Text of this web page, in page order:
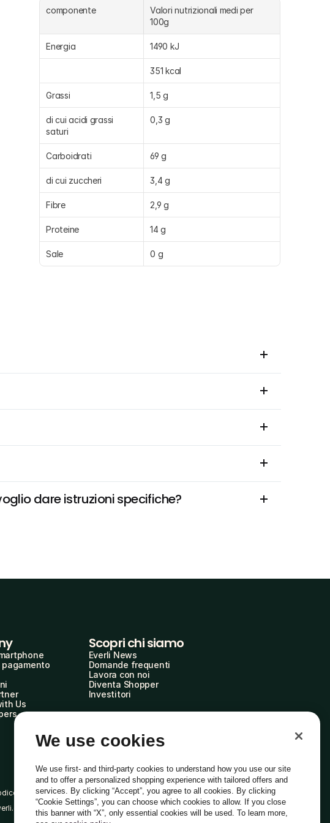
componente
Valori nutrizionali medi per
100g
Energia 1490 kJ
351 kcal
Grassi 1,5 g
di cui acidi grassi
saturi
0,3 g
Carboidrati 69 g
di cui zuccheri 3,4 g
Fibre 2,9 g
Proteine 14 g
Sale 0 g
dare istruzioni specifiche?
Us
Scopri chi siamo
Everli News
Domande frequenti
Lavora con noi
Diventa Shopper
Investitori
Etico
Italiano
We use cookies
We use first- and third-party cookies to understand how you use our site
and to offer a personalized shopping experience with tailored offers and
services. By clicking “Accept”, you agree to all cookies. By clicking
“Cookie Settings”, you can choose which cookies to allow. If you close
this banner with “X”, only essential cookies will be used. To learn more,